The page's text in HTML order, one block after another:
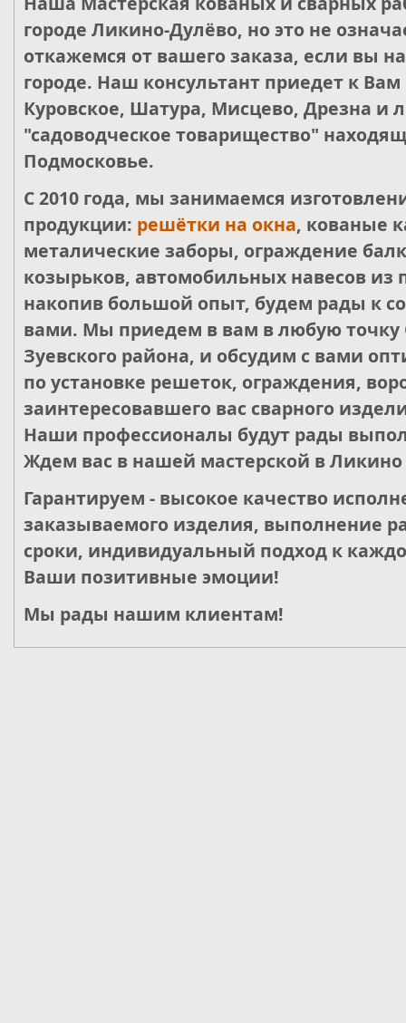
городе Ликино-Дулёво, но это не
откажемся от вашего заказа, если вы
городе. Наш консультант приедет к
Куровское, Шатура, Мисцево, Дрезна и
"садоводческое товарищество"
Подмосковье.
С 2010 года, мы занимаемся
продукции: решётки на окна, кованые
металические заборы, ограждение
козырьков, автомобильных навесов из
накопив большой опыт, будем рады к
вами. Мы приедем в вам в любую точку
Зуевского района, и обсудим с вами
по установке решеток, ограждения,
заинтересовавшего вас сварного
Наши профессионалы будут рады
Ждем вас в нашей мастерской в Ликино
Гарантируем - высокое качество
заказываемого изделия, выполнение
сроки, индивидуальный подход к
Ваши позитивные эмоции!
Мы рады нашим клиентам!